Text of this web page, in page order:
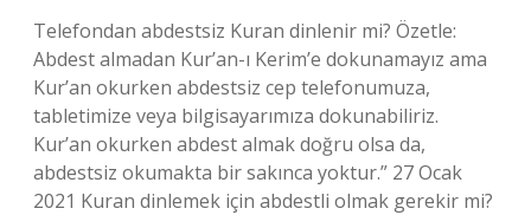
Telefondan abdestsiz Kuran dinlenir mi? Özetle:
Abdest almadan Kur’an-ı Kerim’e dokunamayız ama
Kur’an okurken abdestsiz cep telefonumuza,
tabletimize veya bilgisayarımıza dokunabiliriz.
Kur’an okurken abdest almak doğru olsa da,
abdestsiz okumakta bir sakınca yoktur.” 27 Ocak
2021 Kuran dinlemek için abdestli olmak gerekir mi?